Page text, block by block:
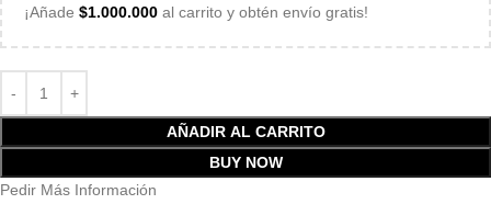
¡Añade $1.000.000 al carrito y obtén envío gratis!
AÑADIR AL CARRITO
BUY NOW
Pedir Más Información